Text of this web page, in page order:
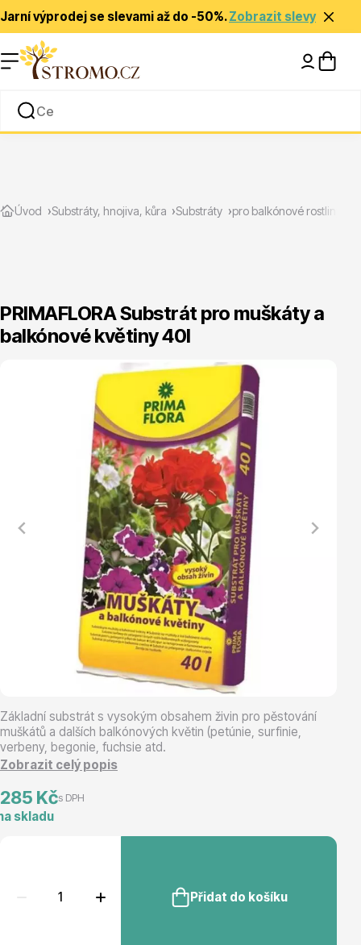
Jarní výprodej se slevami až do -50%.Zobrazit slevy
Rady a tipy
Zlevněné
Jehličnany
Vřesovištní rostliny
Vánoční stromky v květináčích a řezané
Magnólie
Semena, sadba
Úvod Substráty, hnojiva, kůra Substráty pro balkónové rostliny
PRIMAFLORA Substrát pro muškáty a
balkónové květiny 40l
Základní substrát s vysokým obsahem živin pro pěstování
muškátů a dalších balkónových květin (petúnie, surfinie,
verbeny, begonie, fuchsie atd.
Zobrazit celý popis
285 Kčs DPH
skladu
Přidat do košíku